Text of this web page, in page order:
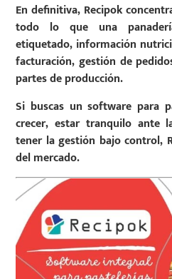
En definitiva, Recipok
todo lo que una
etiquetado, información
facturación, gestión de
partes de producción.
Si buscas un software para
crecer, estar tranquilo ante
tener la gestión bajo control,
del mercado.